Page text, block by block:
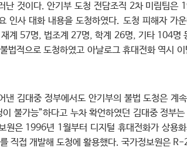
난 것이다. 안기부 도청 전담조직 2차 미림팀
인사 대화 내용을 도청하였다. 도청 피해자 가
계 57명, 법조계 27명, 학계 26명, 기타 104명
법적으로 도청하였고 아날로그 휴대전화 역시
낸 김대중 정부에서도 안기부의 불법 도청은
이 불가능”하다고 누차 확언하였던 김대중 정부
원은 1996년 1월부터 디지털 휴대전화가 상용
직접 개발해 도청에 활용했다. 국가정보원은